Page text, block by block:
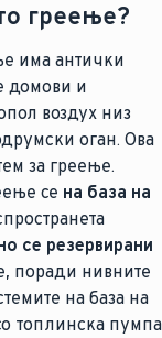
греење?
има антички
домови и
воздух низ
оган. Ова
за греење.
се на база на
се резервирани
поради нивните
на база на
топлинска пумпа